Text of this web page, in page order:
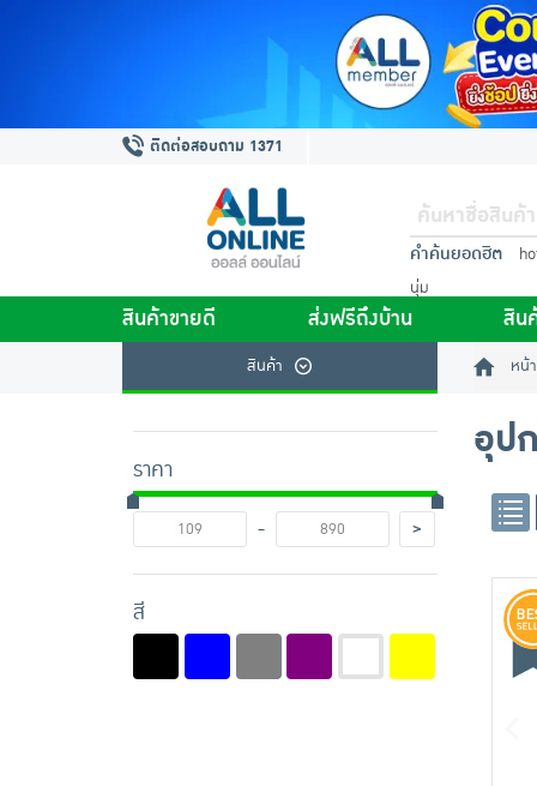
ติดต่อสอบถาม 1371
คำค้นยอดฮิต
นุ่ม
สินค้าขายดี ส่งฟรีถึงบ้าน สิน
สินค้า หน้
ราคา
-
>
สี
อุป